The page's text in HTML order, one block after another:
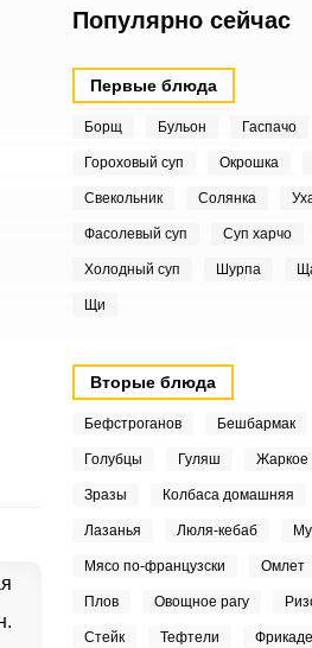
Популярно сейчас
Первые блюда
Борщ Бульон Гаспачо
Гороховый суп Окрошка
Свекольник Солянка
Фасолевый суп Суп харчо
Холодный суп Шурпа
Щи
Вторые блюда
Бефстроганов Бешбармак
Голубцы Гуляш Жаркое
Зразы Колбаса домашняя
Лазанья Люля-кебаб
Мясо по-французски Омлет
Плов Овощное рагу
Стейк Тефтели